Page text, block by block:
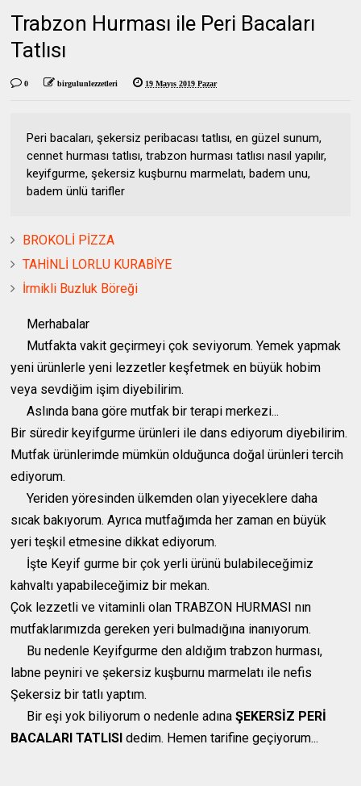
Trabzon Hurması ile Peri Bacaları
Tatlısı
0 birgulunlezzetleri 19 Mayıs 2019 Pazar
Peri bacaları, şekersiz peribacası tatlısı, en güzel sunum,
cennet hurması tatlısı, trabzon hurması tatlısı nasıl yapılır,
keyifgurme, şekersiz kuşburnu marmelatı, badem unu,
badem ünlü tarifler
BROKOLİ PİZZA
TAHİNLİ LORLU KURABİYE
İrmikli Buzluk Böreği
Merhabalar
Mutfakta vakit geçirmeyi çok seviyorum. Yemek yapmak
yeni ürünlerle yeni lezzetler keşfetmek en büyük hobim
veya sevdiğim işim diyebilirim.
Aslında bana göre mutfak bir terapi merkezi...
Bir süredir keyifgurme ürünleri ile dans ediyorum diyebilirim.
Mutfak ürünlerimde mümkün olduğunca doğal ürünleri tercih
ediyorum.
Yeriden yöresinden ülkemden olan yiyeceklere daha
sıcak bakıyorum. Ayrıca mutfağımda her zaman en büyük
yeri teşkil etmesine dikkat ediyorum.
İşte Keyif gurme bir çok yerli ürünü bulabileceğimiz
kahvaltı yapabileceğimiz bir mekan.
Çok lezzetli ve vitaminli olan TRABZON HURMASI nın
mutfaklarımızda gereken yeri bulmadığına inanıyorum.
Bu nedenle Keyifgurme den aldığım trabzon hurması,
labne peyniri ve şekersiz kuşburnu marmelatı ile nefis
Şekersiz bir tatlı yaptım.
Bir eşi yok biliyorum o nedenle adınaŞEKERSİZ PERİ
BACALARI TATLISI dedim. Hemen tarifine geçiyorum...